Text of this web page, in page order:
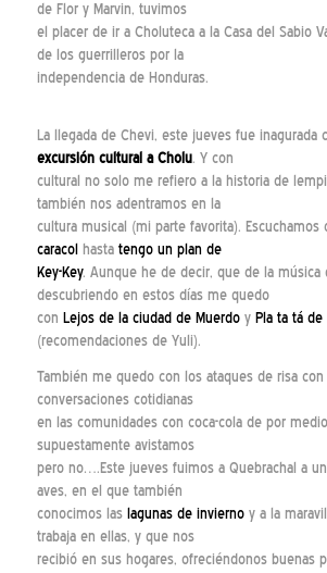
de Flor y Marvin, tuvimos
el placer de ir a Choluteca a la Casa del Sabio
de los guerrilleros por la
independencia de Honduras.
La llegada de Chevi, este jueves fue inagurada
excursión cultural a Cholu. Y con
cultural no solo me refiero a la historia de
también nos adentramos en la
cultura musical (mi parte favorita). Escuchamos
caracol hasta tengo un plan de
Key-Key. Aunque he de decir, que de la música
descubriendo en estos días me quedo
con Lejos de la ciudad de Muerdoy Pla ta tá
(recomendaciones de Yuli).
También me quedo con los ataques de risa con
conversaciones cotidianas
en las comunidades con coca-cola de por
supuestamente avistamos
pero no….Este jueves fuimos a Quebrachal a
aves, en el que también
conocimos las lagunas de inviernoy a la
trabaja en ellas, y que nos
recibió en sus hogares, ofreciéndonos buenas